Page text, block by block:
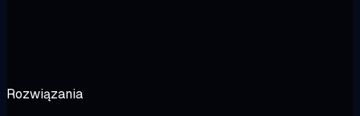
Rozwiązania